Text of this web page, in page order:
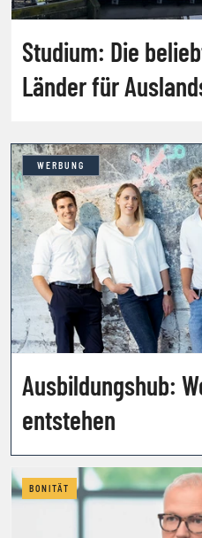
Studium: Die
Länder für
WERBUNG
Ausbildungshub:
entstehen
BONITÄT